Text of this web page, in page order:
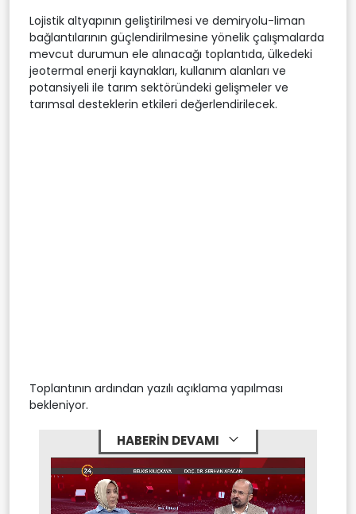
Lojistik altyapının geliştirilmesi ve demiryolu-liman
bağlantılarının güçlendirilmesine yönelik çalışmalarda
mevcut durumun ele alınacağı toplantıda, ülkedeki
jeotermal enerji kaynakları, kullanım alanları ve
potansiyeli ile tarım sektöründeki gelişmeler ve
tarımsal desteklerin etkileri değerlendirilecek.
Toplantının ardından yazılı açıklama yapılması
bekleniyor.
HABERİN DEVAMI